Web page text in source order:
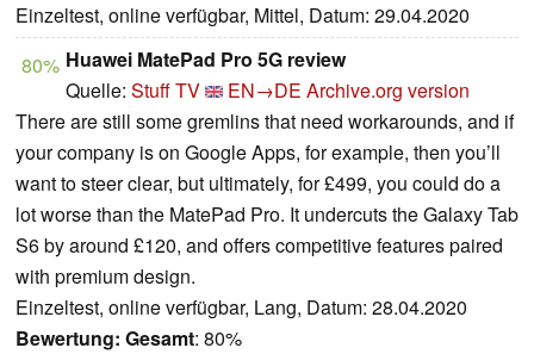
Einzeltest, online verfügbar, Mittel, Datum: 29.04.2020
80% Huawei MatePad Pro 5G review
Quelle: Stuff TV EN→DE Archive.org version
There are still some gremlins that need workarounds, and if
your company is on Google Apps, for example, then you’ll
want to steer clear, but ultimately, for £499, you could do a
lot worse than the MatePad Pro. It undercuts the Galaxy Tab
S6 by around £120, and offers competitive features paired
with premium design.
Einzeltest, online verfügbar, Lang, Datum: 28.04.2020
Bewertung: Gesamt: 80%